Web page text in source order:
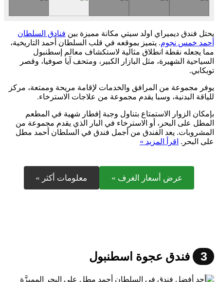
يحتل فندق ديميراي اولد سيتي مكانة مميزة بين فنادق السلطان
أحمد خمس نجوم. يتميز بموقعه في قلب السلطان أحمد التاريخية،
مما يجعله نقطة انطلاق مثالية لاستكشاف معالم إسطنبول
السياحية الشهيرة، مثل البازار الكبير، ومتحف آيا صوفيا، وقصر
توبكابي.
يوفر مجموعة من المرافق والخدمات لإقامة مريحة وممتعة، مركز
للياقة البدنية، وسبا يقدم مجموعة من علاجات الاسترخاء.
بإمكان الزوار الاستمتاع بتناول وجبة إفطار شهية في المطعم
المطل على البحر، أو الاسترخاء في البار الذي يقدم مجموعة من
المشروبات. يعد الفندق من أجمل فندق في السلطان أحمد مطل
على البحر. اقرأ المزيد »
عرض أسعار الغرف » معلومات أكثر »
3 فندق عجوة اسطنبول